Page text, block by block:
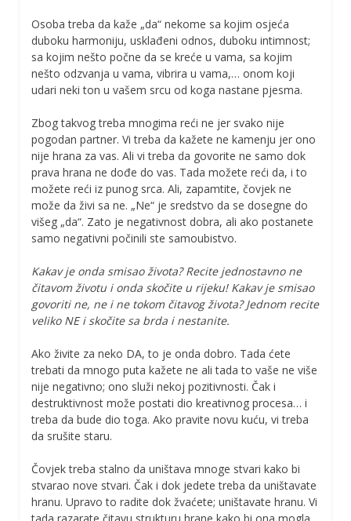
Osoba treba da kaže „da“ nekome sa kojim osjeća
duboku harmoniju, usklađeni odnos, duboku intimnost;
sa kojim nešto počne da se kreće u vama, sa kojim
nešto odzvanja u vama, vibrira u vama,… onom koji
udari neki ton u vašem srcu od koga nastane pjesma.
Zbog takvog treba mnogima reći ne jer svako nije
pogodan partner. Vi treba da kažete ne kamenju jer ono
nije hrana za vas. Ali vi treba da govorite ne samo dok
prava hrana ne dođe do vas. Tada možete reći da, i to
možete reći iz punog srca. Ali, zapamtite, čovjek ne
može da živi sa ne. „Ne“ je sredstvo da se dosegne do
višeg „da“. Zato je negativnost dobra, ali ako postanete
samo negativni počinili ste samoubistvo.
Kakav je onda smisao života? Recite jednostavno ne
čitavom životu i onda skočite u rijeku! Kakav je smisao
govoriti ne, ne i ne tokom čitavog života? Jednom recite
veliko NE i skočite sa brda i nestanite.
Ako živite za neko DA, to je onda dobro. Tada ćete
trebati da mnogo puta kažete ne ali tada to vaše ne više
nije negativno; ono služi nekoj pozitivnosti. Čak i
destruktivnost može postati dio kreativnog procesa… i
treba da bude dio toga. Ako pravite novu kuću, vi treba
da srušite staru.
Čovjek treba stalno da uništava mnoge stvari kako bi
stvarao nove stvari. Čak i dok jedete treba da uništavate
hranu. Upravo to radite dok žvaćete; uništavate hranu. Vi